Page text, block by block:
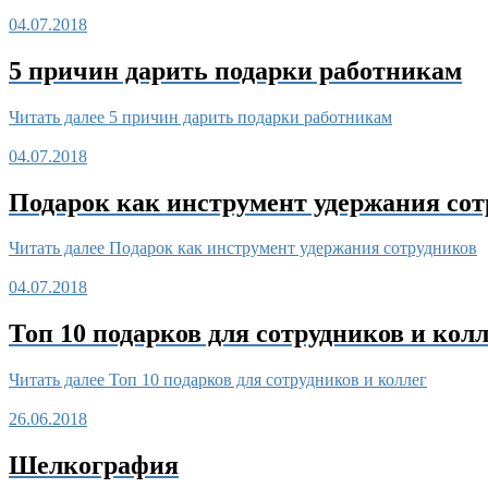
04.07.2018
5 причин дарить подарки работникам
Читать далее 5 причин дарить подарки работникам
04.07.2018
Подарок как инструмент удержания
Читать далее Подарок как инструмент удержания сотрудников
04.07.2018
Топ 10 подарков для сотрудников и
Читать далее Топ 10 подарков для сотрудников и коллег
26.06.2018
Шелкография